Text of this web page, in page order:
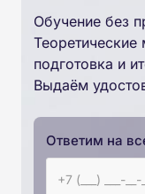
Обучение без
Теоретические
подготовка и
Выдаём
Ответим на